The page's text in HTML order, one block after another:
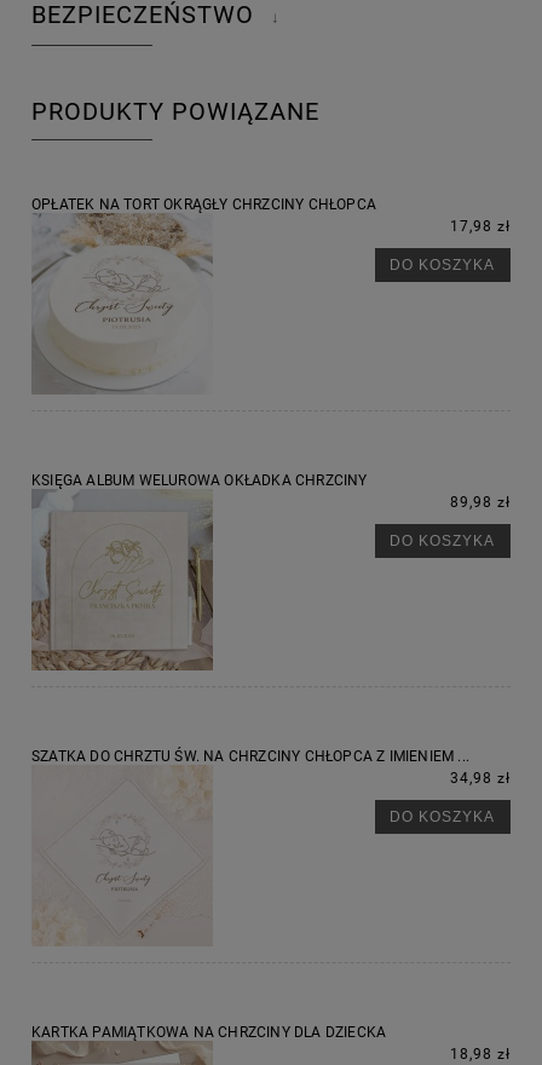
BEZPIECZEŃSTWO ↓
PRODUKTY POWIĄZANE
OPŁATEK NA TORT OKRĄGŁY CHRZCINY CHŁOPCA
17,98 zł
DO KOSZYKA
KSIĘGA ALBUM WELUROWA OKŁADKA CHRZCINY
89,98 zł
DO KOSZYKA
SZATKA DO CHRZTU ŚW. NA CHRZCINY CHŁOPCA Z IMIENIEM ...
34,98 zł
DO KOSZYKA
KARTKA PAMIĄTKOWA NA CHRZCINY DLA DZIECKA
18,98 zł